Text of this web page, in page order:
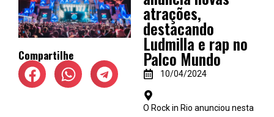
Compartilhe
atrações,
destacando
Ludmilla e rap no
Palco Mundo
10/04/2024
O Rock in Rio anunciou nesta